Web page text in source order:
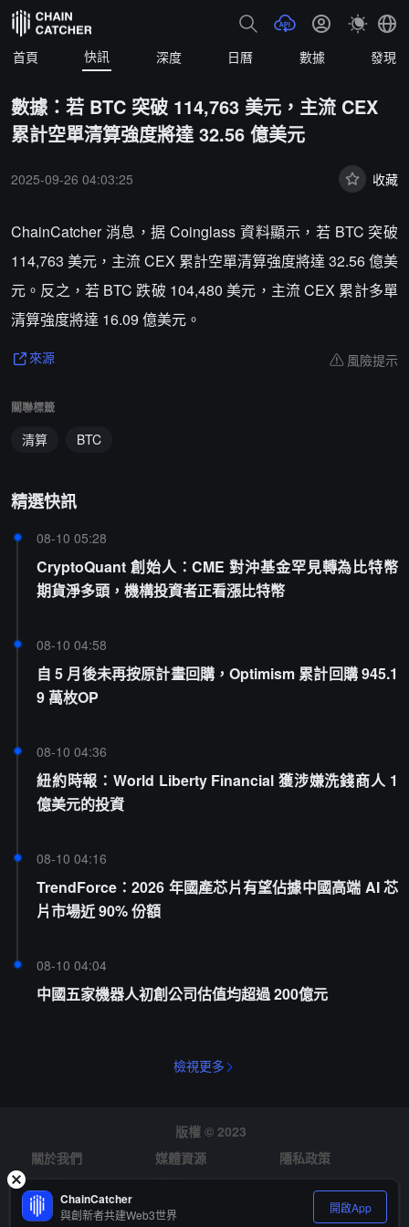
首頁 快訊 深度 日曆 數據 發現
數據：若 BTC 突破 114,763 美元，主流 CEX
累計空單清算強度將達 32.56 億美元
2025-09-26 04:03:25 收藏
ChainCatcher 消息，据 Coinglass 資料顯示，若 BTC 突破
114,763 美元，主流 CEX 累計空單清算強度將達 32.56 億美
元。反之，若 BTC 跌破 104,480 美元，主流 CEX 累計多單
清算強度將達 16.09 億美元。
來源 風險提示
關聯標籤
清算 BTC
精選快訊
08-10 05:28
CryptoQuant 創始人：CME 對沖基金罕見轉為比特幣
期貨淨多頭，機構投資者正看漲比特幣
08-10 04:58
自 5 月後未再按原計畫回購，Optimism 累計回購 945.1
9 萬枚OP
08-10 04:36
紐約時報：World Liberty Financial 獲涉嫌洗錢商人 1
億美元的投資
08-10 04:16
TrendForce：2026 年國產芯片有望佔據中國高端 AI 芯
片市場近 90% 份額
08-10 04:04
中國五家機器人初創公司估值均超過 200億元
檢視更多
版權 © 2023
關於我們
媒體資源
隱私政策
風險提示
徵才
ChainCatcher
與創新者共建Web3世界 開啟App